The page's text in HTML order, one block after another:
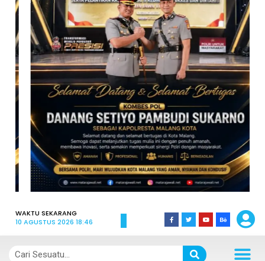
WAKTU SEKARANG
10 AGUSTUS 2026 18:46